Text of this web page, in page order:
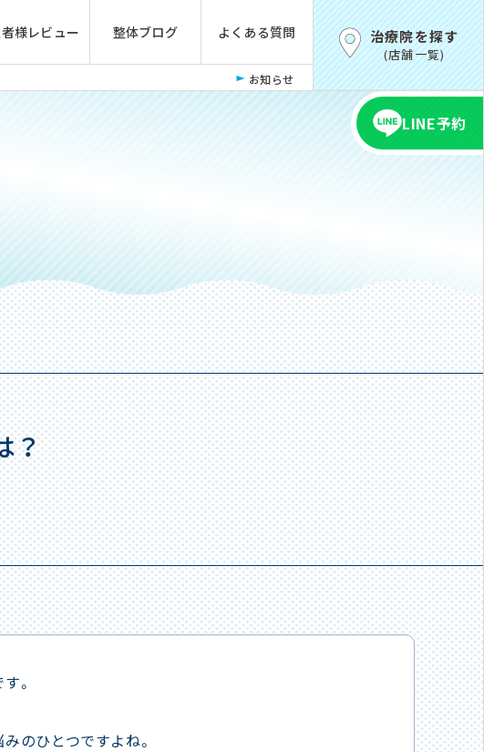
様レビュー 整体ブログ よくある質問
お知らせ
治療院を探す
(店舗一覧)
LINE予約
？
。
のひとつですよね。